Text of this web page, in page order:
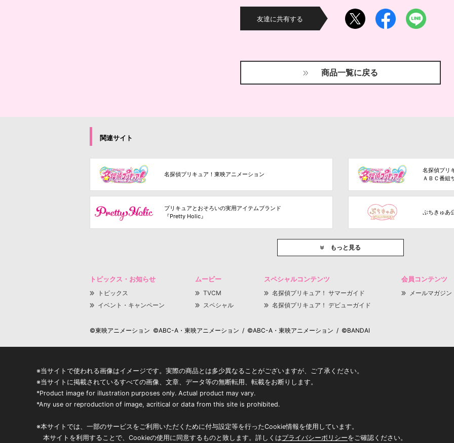
友達に共有する
商品一覧に戻る
関連サイト
名探偵プリキュア！東映アニメーション
名探偵プリ
ＡＢＣ番組
プリキュアとおそろいの実用アイテムブランド
『Pretty Holic』
ぷちきゅあ
もっと見る
トピックス・お知らせ
トピックス
イベント・キャンペーン
ムービー
TVCM
スペシャル
スペシャルコンテンツ
名探偵プリキュア！ サマーガイド
名探偵プリキュア！ デビューガイド
会員コンテンツ
メールマガジン
©東映アニメーション ©ABC-A・東映アニメーション / ©ABC-A・東映アニメーション / ©BANDAI
※当サイトで使われる画像はイメージです。実際の商品とは多少異なることがございますが、ご了承ください。
※当サイトに掲載されているすべての画像、文章、データ等の無断転用、転載をお断りします。
*Product image for illustration purposes only. Actual product may vary.
*Any use or reproduction of image, acritical or data from this site is prohibited.
※本サイトでは、一部のサービスをご利用いただくために付与設定等を行ったCookie情報を使用しています。
本サイトを利用することで、Cookieの使用に同意するものと致します。詳しくはプライバシーポリシーをご確認ください。